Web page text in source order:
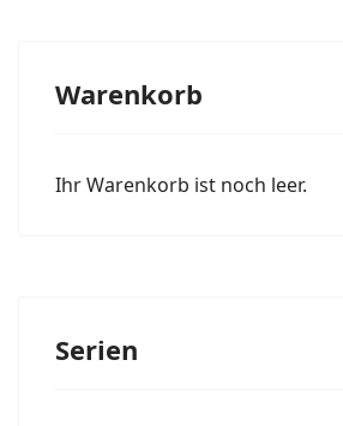
Warenkorb
Ihr Warenkorb ist noch leer.
Serien